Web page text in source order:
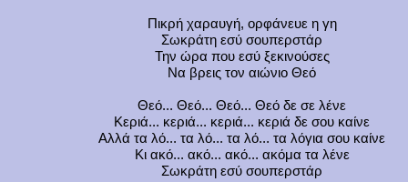
Πικρή χαραυγή, ορφάνευε η γη
Σωκράτη εσύ σουπερστάρ
Την ώρα που εσύ ξεκινούσες
Να βρεις τον αιώνιο Θεό
Θεό... Θεό... Θεό... Θεό δε σε λένε
Κεριά... κεριά... κεριά... κεριά δε σου καίνε
Αλλά τα λό... τα λό... τα λό... τα λόγια σου καίνε
Κι ακό... ακό... ακό... ακόμα τα λένε
Σωκράτη εσύ σουπερστάρ